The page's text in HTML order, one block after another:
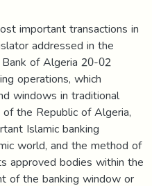
important transactions in
addressed in the
of Algeria 20-02
operations, which
windows in traditional
the Republic of Algeria,
Islamic banking
world, and the method of
approved bodies within the
of the banking window or